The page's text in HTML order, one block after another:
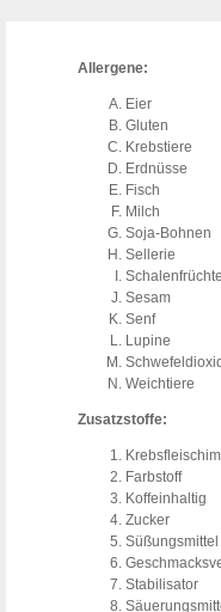
Allergene:
Eier
Gluten
Krebstiere
Erdnüsse
Fisch
Milch
Soja-Bohnen
Sellerie
Schalenfrüchte
Sesam
Senf
Lupine
Weichtiere
Zusatzstoffe:
Farbstoff
Koffeinhaltig
Zucker
Süßungsmittel
Stabilisator